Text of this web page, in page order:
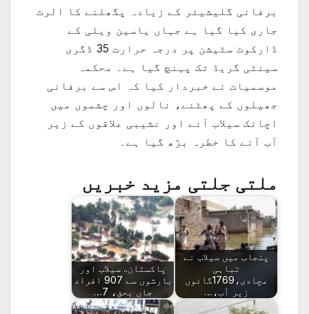
برفانی گلیشیئر کے زیادہ پگھلنے کا الرٹ
جاری کیا گیا ہے جہاں یاسین ویلی کے
ڈارکوٹ سٹیشن پر درجہ حرارت 35 ڈگری
سینٹی گریڈ تک پہنچ گیا ہے۔ محکمہ
موسمیات نے خبردار کیا کہ اس سے برفانی
جھیلوں کے پھٹنے، نالوں اور چشموں میں
اچانک سیلاب آنے اور نشیبی علاقوں کے زیر
آب آنے کا خطرہ بڑھ گیا ہے۔
ملتی جلتی مزید خبریں
پنجاب میں سیلاب نے
تباہی
مچادی،1769گائوں
زیر آب،…
پاکستان.. سیلاب اور
بارشوں سے 907 افراد
جاں بحق، 7…